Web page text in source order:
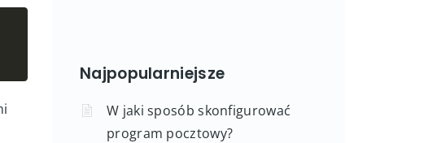
Najpopularniejsze
W jaki sposób skonfigurować
program pocztowy?